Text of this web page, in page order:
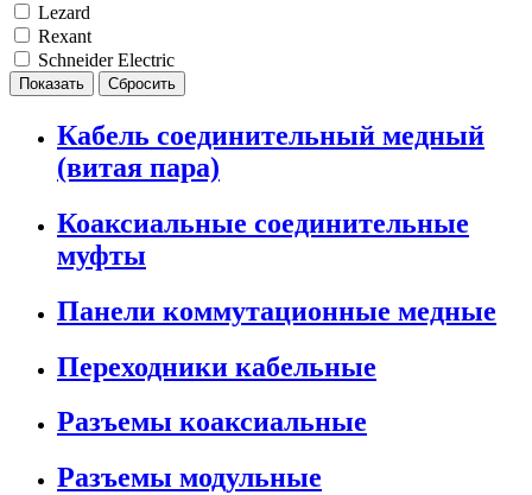
Lezard
Rexant
Schneider Electric
Кабель соединительный медный
(витая пара)
Коаксиальные соединительные
муфты
Панели коммутационные медные
Переходники кабельные
Разъемы коаксиальные
Разъемы модульные